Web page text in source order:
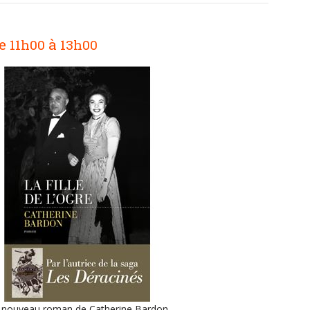
11h00 à 13h00